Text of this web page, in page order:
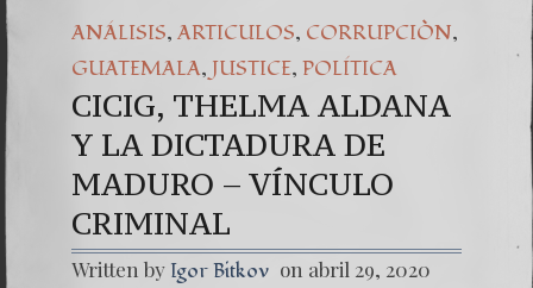
ANÁLISIS, ARTICULOS, CORRUPCIÒN,
GUATEMALA, JUSTICE, POLÍTICA
CICIG, THELMA ALDANA
Y LA DICTADURA DE
MADURO – VÍNCULO
CRIMINAL
Written by Igor Bitkov on abril 29, 2020